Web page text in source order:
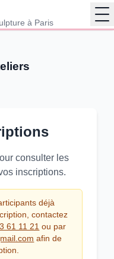
à Paris
consulter les
inscriptions.
déjà
contactez
61 11 21 ou par
afin de